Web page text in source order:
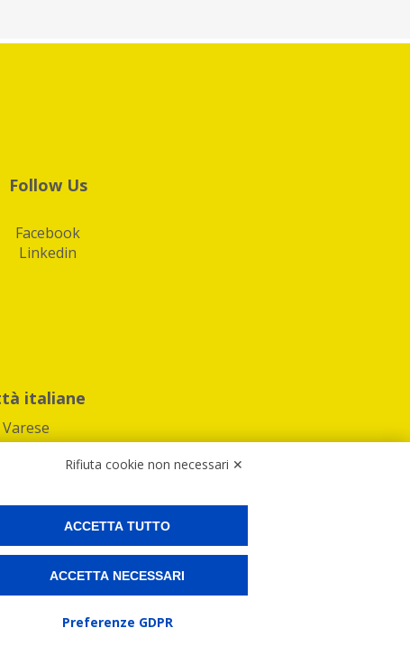
Follow Us
Facebook
Linkedin
italiane
Varese
Preferenze Cookies
e spedire i tuoi pacchi.
Rifiuta cookie non necessari ✕
ACCETTA TUTTO
ACCETTA NECESSARI
Preferenze GDPR